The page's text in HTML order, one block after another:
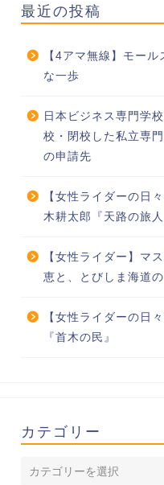
最近の投稿
【4アマ無線】モール
な一歩
日本ビジネス専門学
校・閉校した私立専
の申請先
【女性ライダーの日
木耕太郎『天路の旅
【女性ライダー】マ
恵と、とびしま海道
【女性ライダーの日
『首木の民』
カテゴリー